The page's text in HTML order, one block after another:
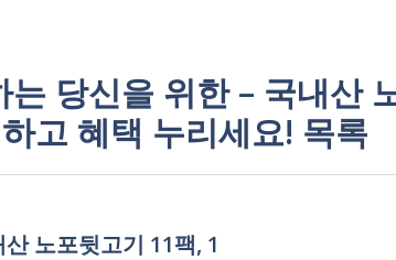
당신을 위한 – 국내산
고 혜택 누리세요! 목록
노포뒷고기 11팩, 1